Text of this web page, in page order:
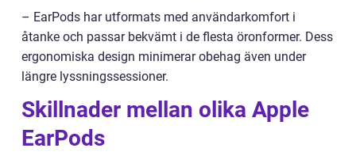
– EarPods har utformats med användarkomfort i
åtanke och passar bekvämt i de flesta öronformer. Dess
ergonomiska design minimerar obehag även under
längre lyssningssessioner.
Skillnader mellan olika Apple
EarPods